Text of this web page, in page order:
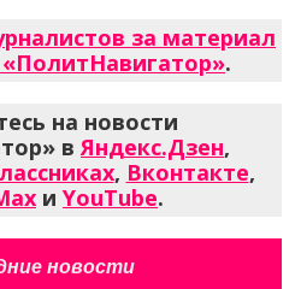
за материал
.
на новости
вЯндекс.Дзен,
, Вконтакте,
и YouTube.
новости